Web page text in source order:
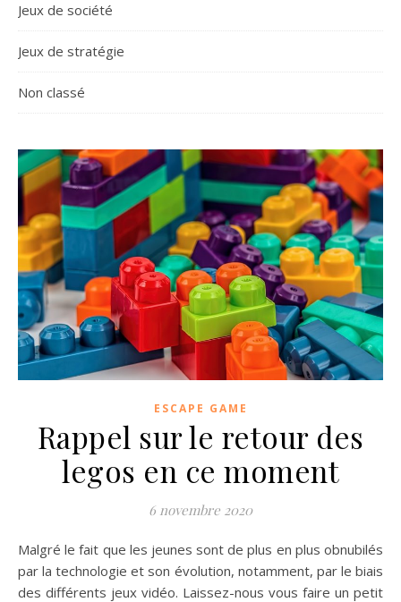
Jeux de société
Jeux de stratégie
Non classé
ESCAPE GAME
Rappel sur le retour des
legos en ce moment
6 novembre 2020
Malgré le fait que les jeunes sont de plus en plus obnubilés
par la technologie et son évolution, notamment, par le biais
des différents jeux vidéo. Laissez-nous vous faire un petit